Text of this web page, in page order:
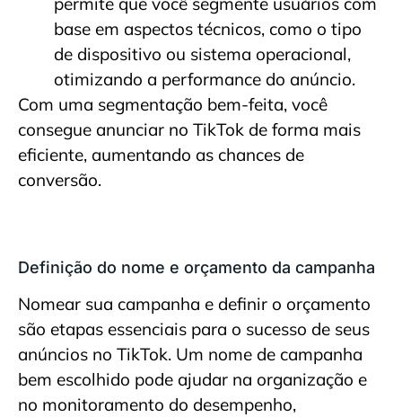
base em aspectos técnicos, como o tipo
de dispositivo ou sistema operacional,
otimizando a performance do anúncio.
Com uma segmentação bem-feita, você
consegue anunciar no TikTok de forma mais
eficiente, aumentando as chances de
conversão.
Definição do nome e orçamento da campanha
Nomear sua campanha e definir o orçamento
são etapas essenciais para o sucesso de seus
anúncios no TikTok. Um nome de campanha
bem escolhido pode ajudar na organização e
no monitoramento do desempenho,